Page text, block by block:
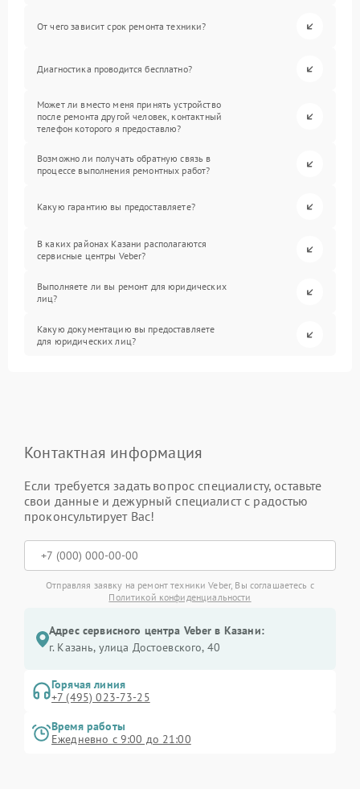
От чего зависит срок ремонта техники?
Диагностика проводится бесплатно?
Может ли вместо меня принять устройство
после ремонта другой человек, контактный
телефон которого я предоставлю?
Возможно ли получать обратную связь в
процессе выполнения ремонтных работ?
Какую гарантию вы предоставляете?
В каких районах Казани располагаются
сервисные центры Veber?
Выполняете ли вы ремонт для юридических
лиц?
Какую документацию вы предоставляете
для юридических лиц?
Контактная информация
Если требуется задать вопрос специалисту, оставьте
свои данные и дежурный специалист с радостью
проконсультирует Вас!
Отправляя заявку на ремонт техники Veber, Вы соглашаетесь с
Политикой конфиденциальности
Адрес сервисного центра Veber в Казани:
г. Казань, улица Достоевского, 40
Горячая линия
+7 (495) 023-73-25
Время работы
Ежедневно с 9:00 до 21:00